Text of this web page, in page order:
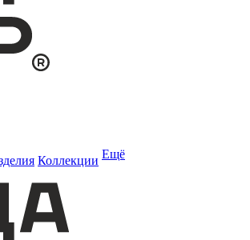
Коллекции Ещё